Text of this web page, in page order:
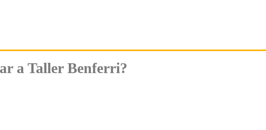
a Taller Benferri?